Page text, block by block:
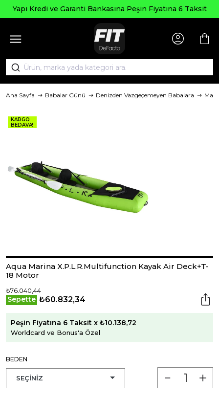
Yapı Kredi ve Garanti Bankasına Peşin Fiyatına 6 Taksit
Ana Sayfa Babalar Günü Denizden Vazgeçemeyen Babalara
KARGO
BEDAVA!
Aqua Marina X.P.L.R.Multifunction Kayak Air Deck+T-
18 Motor
₺76.040,44
Sepette ₺60.832,34
Peşin Fiyatına 6 Taksit x ₺10.138,72
Worldcard ve Bonus'a Özel
BEDEN